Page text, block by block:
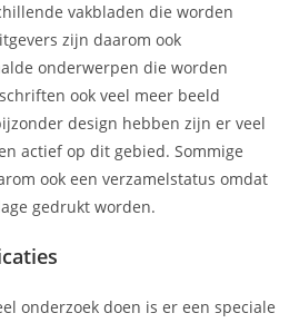
vakbladen die worden
zijn daarom ook
onderwerpen die worden
ook veel meer beeld
design hebben zijn er veel
actief op dit gebied. Sommige
ook een verzamelstatus omdat
gedrukt worden.
onderzoek doen is er een speciale